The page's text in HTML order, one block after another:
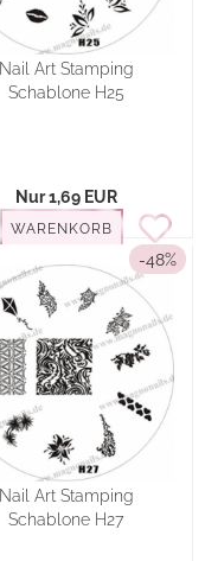
Nail Art Stamping
Schablone H25
Nur 1,69 EUR
WARENKORB
-48%
Nail Art Stamping
Schablone H27